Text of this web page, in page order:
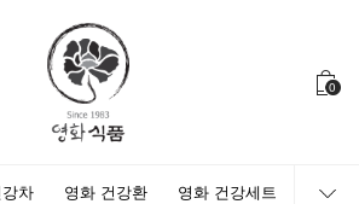
0
차 영화 건강환 영화 건강세트